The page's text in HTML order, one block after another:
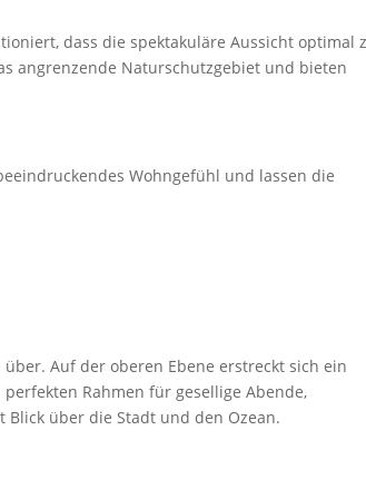
dass die spektakuläre Aussicht optimal
angrenzende Naturschutzgebiet und bieten
Wohngefühl und lassen die
Auf der oberen Ebene erstreckt sich ein
Rahmen für gesellige Abende,
über die Stadt und den Ozean.